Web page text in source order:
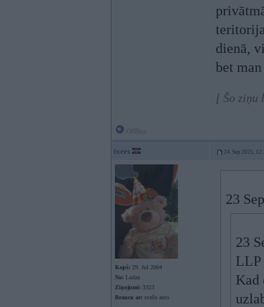
dienā,
bet
[ Šo ziņu
ixers 24. Sep 2025,
Kopš: 29. Jul 2004
No: Ludza
Ziņojumi: 3323
Braucu ar: svešu auto
23
23
LLP
Kad